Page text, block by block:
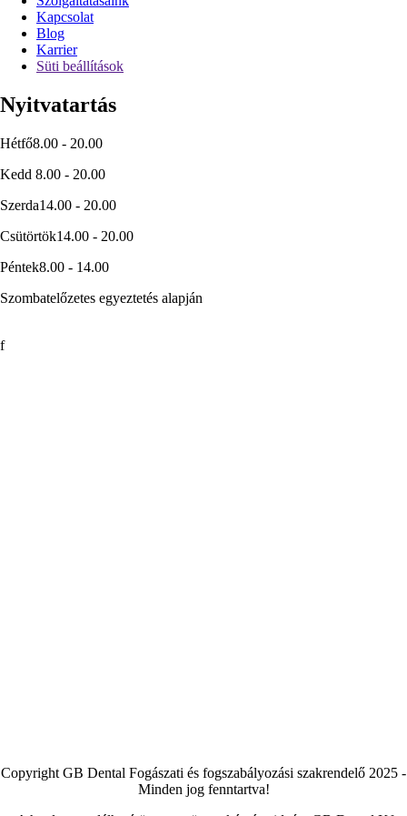
Kapcsolat
Blog
Karrier
Süti beállítások
Nyitvatartás
Hétfő8.00 - 20.00
Kedd 8.00 - 20.00
Szerda14.00 - 20.00
Csütörtök14.00 - 20.00
Péntek8.00 - 14.00
Szombatelőzetes egyeztetés alapján
f
Copyright GB Dental Fogászati és fogszabályozási szakrendelő 2025 -
Minden jog fenntartva!